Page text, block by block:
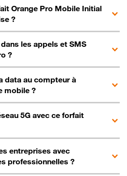
Orange Pro Mobile Initial
?
les appels et SMS
?
data au compteur à
mobile ?
5G avec ce forfait
entreprises avec
professionnelles ?